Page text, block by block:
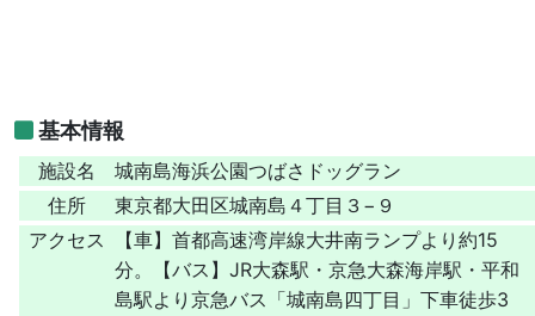
基本情報
施設名
城南島海浜公園つばさドッグラン
住所
東京都大田区城南島４丁目３−９
アクセス
【車】首都高速湾岸線大井南ランプより約15
分。【バス】JR大森駅・京急大森海岸駅・平和
島駅より京急バス「城南島四丁目」下車徒歩3